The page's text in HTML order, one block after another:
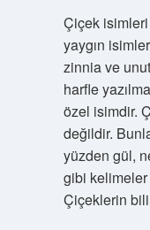
Çiçek
yaygın
zinnia ve
harfle
özel isimdir.
değildir.
yüzden gül,
gibi kelimeler
Çiçeklerin